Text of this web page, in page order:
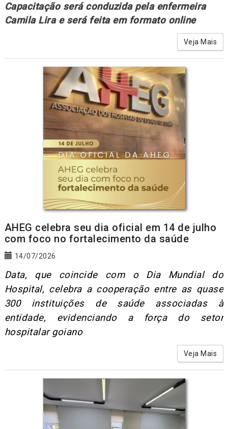
Capacitação será conduzida pela enfermeira
Camila Lira e será feita em formato online
Veja Mais
AHEG celebra seu dia oficial em 14 de julho
com foco no fortalecimento da saúde
14/07/2026
Data, que coincide com o Dia Mundial do
Hospital, celebra a cooperação entre as quase
300 instituições de saúde associadas à
entidade, evidenciando a força do setor
hospitalar goiano
Veja Mais